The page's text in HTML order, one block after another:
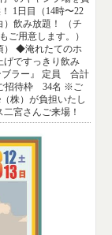
1日目（14時〜22
飲み放題！ （チ
ご用意します。）
） ◆淹れたてのホ
げですっきり飲み
ブラー』 定員 合計
ご招待枠 34名 ※ご
株）が負担いたし
宮さんご来場！